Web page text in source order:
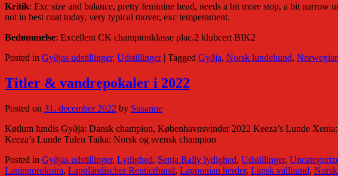
Kritik: Exc size and balance, pretty feminine head, needs a bit more stop, a bit
not in best coat today, very typical mover, exc temperament.
Bedømmelse: Excellent CK championklasse plac.2 klubcert BIK2
Posted in Gyðjas udstillinger, Udstillinger | Tagged Gyðja, Norsk lundehund,
Titler & vandrepokaler i 2022
Posted on 31. december 2022 by Susanne
Køtlum lundis Gyðja: Dansk champion, Københavnsvinder 2022 Keeza’s Lunde
Keeza’s Lunde Tulen Taika: Norsk og svensk champion
Posted in Gyðjas udstillinger, Lydighed, Senja Rally lydighed, Udstillinger,
Lapinporokoira, Lappländischer Rentierhund, Lapponian herder, Lapsk vallhund,